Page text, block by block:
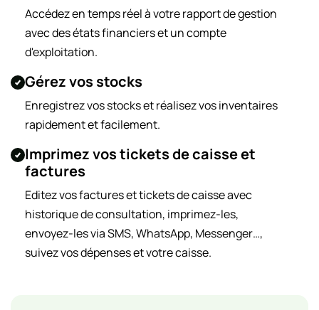
Accédez en temps réel à votre rapport de gestion
avec des états financiers et un compte
d'exploitation.
Gérez vos stocks
Enregistrez vos stocks et réalisez vos inventaires
rapidement et facilement.
Imprimez vos tickets de caisse et
factures
Editez vos factures et tickets de caisse avec
historique de consultation, imprimez-les,
envoyez-les via SMS, WhatsApp, Messenger…,
suivez vos dépenses et votre caisse.